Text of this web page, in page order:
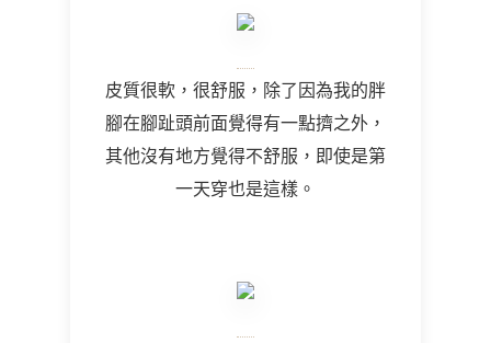
皮質很軟，很舒服，除了因為我的胖
腳在腳趾頭前面覺得有一點擠之外，
其他沒有地方覺得不舒服，即使是第
一天穿也是這樣。